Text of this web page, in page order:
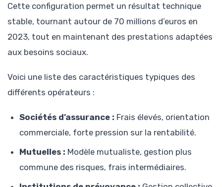
Cette configuration permet un résultat technique
stable, tournant autour de 70 millions d’euros en
2023, tout en maintenant des prestations adaptées
aux besoins sociaux.
Voici une liste des caractéristiques typiques des
différents opérateurs :
Sociétés d’assurance : Frais élevés, orientation
commerciale, forte pression sur la rentabilité.
Mutuelles : Modèle mutualiste, gestion plus
commune des risques, frais intermédiaires.